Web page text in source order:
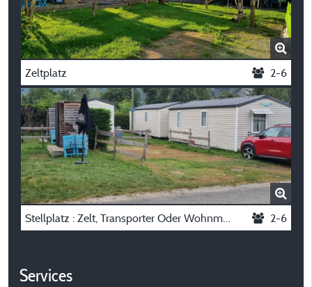
Zeltplatz 2-6
Stellplatz : Zelt, Transporter Oder Wohnmobil 2-6
Services